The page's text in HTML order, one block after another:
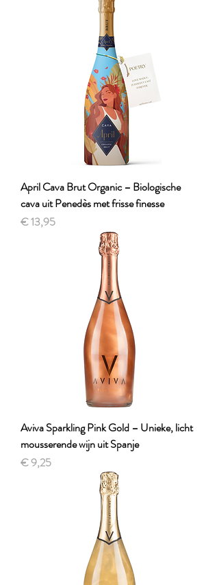
April Cava Brut Organic – Biologische
cava uit Penedès met frisse finesse
Prijs
€ 13,95
Aviva Sparkling Pink Gold – Unieke, licht
mousserende wijn uit Spanje
Prijs
€ 9,25